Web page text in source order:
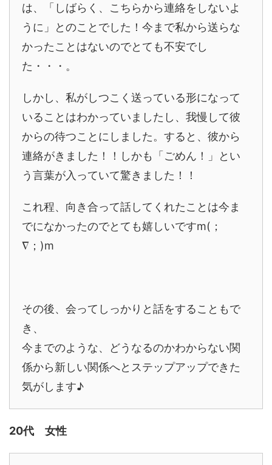
は、「しばらく、こちらから連絡をしないよ
うに」とのことでした！今まで私から送らな
かったことはないのでとても不安でし
た・・・。
しかし、私がしつこく送っている形になって
いることはわかっていましたし、我慢して彼
からの待つことにしました。すると、彼から
連絡がきました！！しかも「ごめん！」とい
う言葉が入っていて驚きました！！
これ程、向き合って話してくれたことは今ま
でになかったのでとても嬉しいですm(；
∇；)m
その後、会ってしっかりと話をすることもで
き、
今までのような、どうなるのかわからない関
係から新しい関係へとステップアップできた
気がします♪
20代 女性